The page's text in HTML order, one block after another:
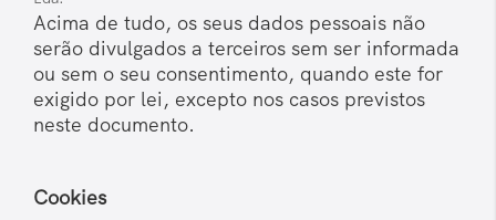
Acima de tudo, os seus dados pessoais não
serão divulgados a terceiros sem ser informada
ou sem o seu consentimento, quando este for
exigido por lei, excepto nos casos previstos
neste documento.
Cookies